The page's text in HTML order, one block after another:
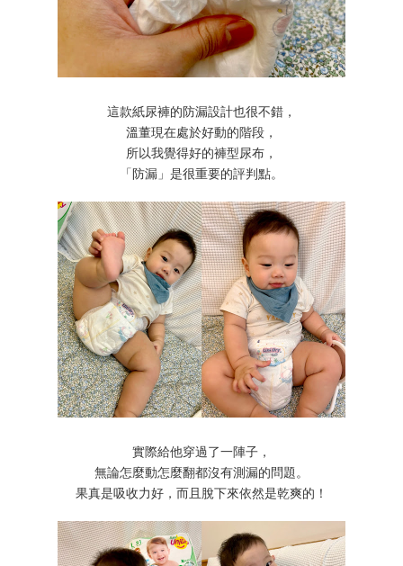
這款紙尿褲的防漏設計也很不錯，
溫董現在處於好動的階段，
所以我覺得好的褲型尿布，
「防漏」是很重要的評判點。
實際給他穿過了一陣子，
無論怎麼動怎麼翻都沒有測漏的問題。
果真是吸收力好，而且脫下來依然是乾爽的！